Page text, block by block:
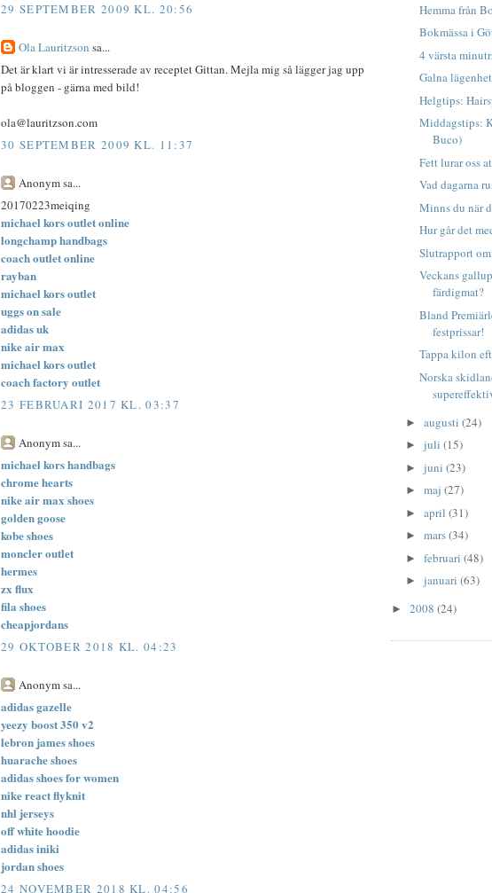
29 SEPTEMBER 2009 KL. 20:56
Ola Lauritzson sa...
Det är klart vi är intresserade av receptet Gittan. Mejla mig så lägger jag upp
på bloggen - gärna med bild!
ola@lauritzson.com
30 SEPTEMBER 2009 KL. 11:37
Anonym sa...
20170223meiqing
michael kors outlet online
longchamp handbags
coach outlet online
rayban
michael kors outlet
uggs on sale
adidas uk
nike air max
michael kors outlet
coach factory outlet
23 FEBRUARI 2017 KL. 03:37
Anonym sa...
michael kors handbags
chrome hearts
nike air max shoes
golden goose
kobe shoes
moncler outlet
hermes
zx flux
fila shoes
cheapjordans
29 OKTOBER 2018 KL. 04:23
Anonym sa...
adidas gazelle
yeezy boost 350 v2
lebron james shoes
huarache shoes
adidas shoes for women
nike react flyknit
nhl jerseys
off white hoodie
adidas iniki
jordan shoes
24 NOVEMBER 2018 KL. 04:56
Hemma från
Bokmässa i
4 värsta
Galna
Helgtips:
Middagstips:
Buco)
Fett lurar oss
Vad dagarna
Minns du när
Hur går det
Slutrapport
Veckans
färdigmat?
Bland
festprissar!
Tappa kilon
Norska
► augusti (24)
► juli (15)
► juni (23)
► maj (27)
► april (31)
► mars(34)
► februari (48)
► januari (63)
► 2008 (24)